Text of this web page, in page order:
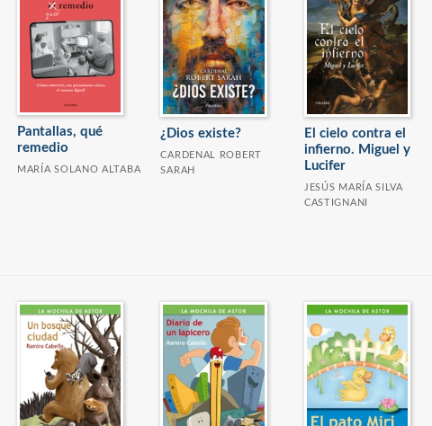
Pantallas, qué
remedio
MARÍA SOLANO ALTABA
¿Dios existe?
CARDENAL ROBERT
SARAH
El cielo contra el
infierno. Miguel y
Lucifer
JESÚS MARÍA SILVA
CASTIGNANI